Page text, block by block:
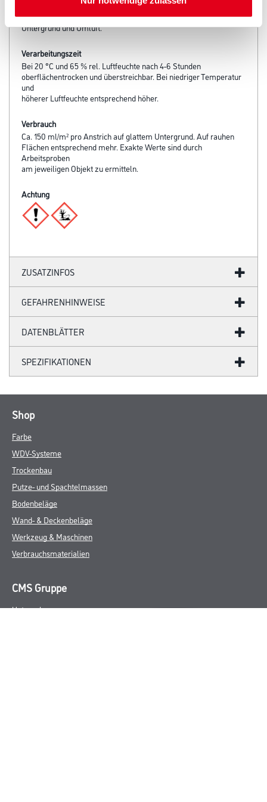
Verarbeitungstemp./Luftfeuchte
Untere Temperaturgrenze bei der Verarbeitung:+8 °C für
Untergrund und Umluft.
Verarbeitungszeit
Bei 20 °C und 65 % rel. Luftfeuchte nach 4-6 Stunden
oberflächentrocken und überstreichbar. Bei niedriger Temperatur
und
höherer Luftfeuchte entsprechend höher.
Verbrauch
Ca. 150 ml/m² pro Anstrich auf glattem Untergrund. Auf rauhen
Flächen entsprechend mehr. Exakte Werte sind durch
Arbeitsproben
am jeweiligen Objekt zu ermitteln.
Achtung
ZUSATZINFOS
GEFAHRENHINWEISE
DATENBLÄTTER
SPEZIFIKATIONEN
Shop
Farbe
WDV-Systeme
Trockenbau
Putze- und Spachtelmassen
Bodenbeläge
Wand- & Deckenbeläge
Werkzeug & Maschinen
Verbrauchsmaterialien
CMS Gruppe
Unternehmen